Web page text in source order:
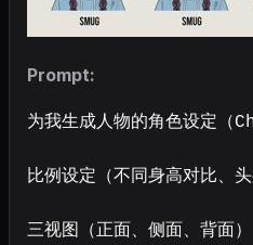
Prompt:
为我生成人物的角色设定
比例设定（不同身高对比、头
三视图（正面、侧面、背面）